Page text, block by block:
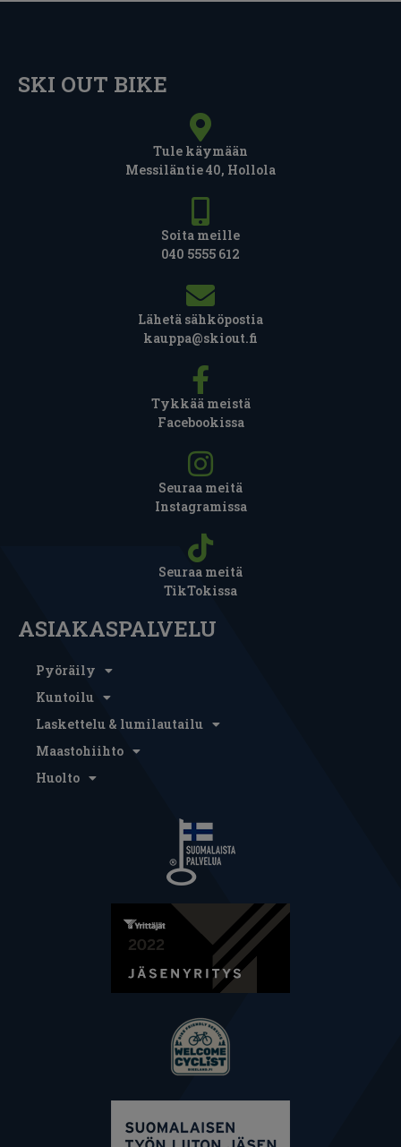
SKI OUT BIKE
Tule käymään
Messiläntie 40, Hollola
Soita meille
040 5555 612
Lähetä sähköpostia
kauppa@skiout.fi
Tykkää meistä
Facebookissa
Seuraa meitä
Instagramissa
Seuraa meitä
TikTokissa
ASIAKASPALVELU
Pyöräily
Kuntoilu
Laskettelu & lumilautailu
Maastohiihto
Huolto